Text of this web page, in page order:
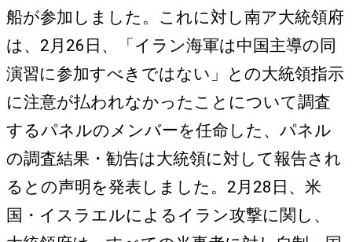
船が参加しました。これに対し南ア大統領府
は、2月26日、「イラン海軍は中国主導の同
演習に参加すべきではない」との大統領指示
に注意が払われなかったことについて調査
するパネルのメンバーを任命した、パネル
の調査結果・勧告は大統領に対して報告され
るとの声明を発表しました。2月28日、米
国・イスラエルによるイラン攻撃に関し、